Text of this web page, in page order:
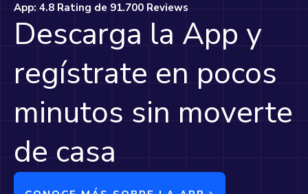
App: 4.8 Rating de 91.700 Reviews
Descarga la App y
regístrate en pocos
minutos sin moverte
de casa